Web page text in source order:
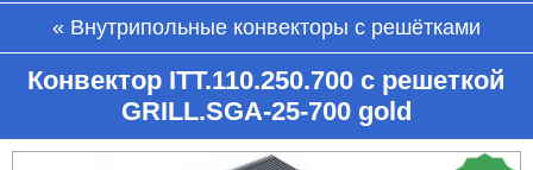
Внутрипольные конвекторы с решётками
Конвектор ITT.110.250.700 с решеткой
GRILL.SGA-25-700 gold